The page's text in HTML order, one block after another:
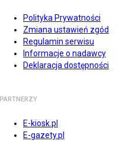
Polityka Prywatności
Zmiana ustawień zgód
Regulamin serwisu
Informacje o nadawcy
Deklaracja dostępności
PARTNERZY
E-kiosk.pl
E-gazety.pl